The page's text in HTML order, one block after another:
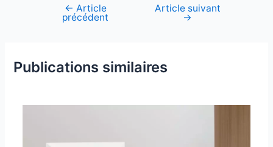
Navigation
← Article
précédent
Article suivant
→
Publications similaires